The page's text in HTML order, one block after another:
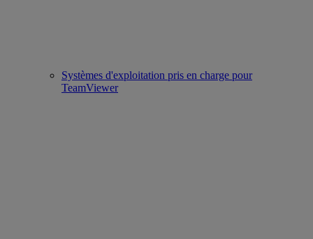
Systèmes d'exploitation pris en charge pour
TeamViewer